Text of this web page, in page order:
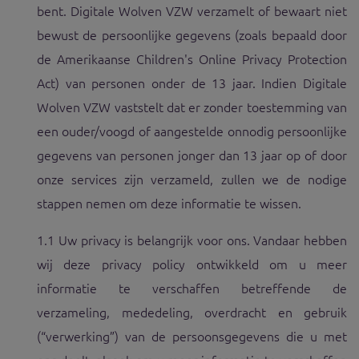
bent. Digitale Wolven VZW verzamelt of bewaart niet
bewust de persoonlijke gegevens (zoals bepaald door
de Amerikaanse Children's Online Privacy Protection
Act) van personen onder de 13 jaar. Indien Digitale
Wolven VZW vaststelt dat er zonder toestemming van
een ouder/voogd of aangestelde onnodig persoonlijke
gegevens van personen jonger dan 13 jaar op of door
onze services zijn verzameld, zullen we de nodige
stappen nemen om deze informatie te wissen.
1.1 Uw privacy is belangrijk voor ons. Vandaar hebben
wij deze privacy policy ontwikkeld om u meer
informatie te verschaffen betreffende de
verzameling, mededeling, overdracht en gebruik
(“verwerking”) van de persoonsgegevens die u met